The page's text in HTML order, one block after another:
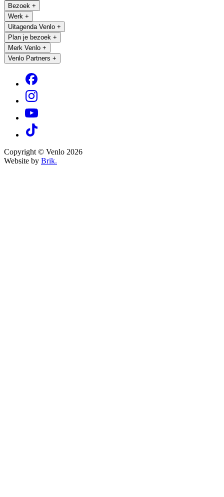
Bezoek +
Werk +
Uitagenda Venlo +
Plan je bezoek +
Merk Venlo +
Venlo Partners +
Copyright © Venlo 2026
Website by Brik.